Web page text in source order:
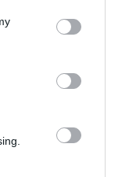
You may click to
party tags to
in below Google